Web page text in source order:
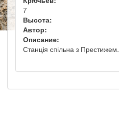
7
Высота:
Автор:
Описание:
Станція спільна з Престижем.